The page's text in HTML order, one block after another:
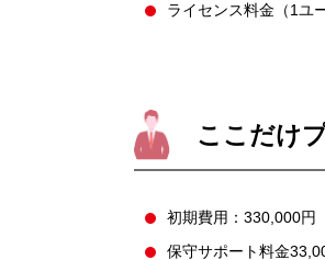
ライセンス料金（1ユ
ここだけ
初期費用：330,000円
保守サポート料金